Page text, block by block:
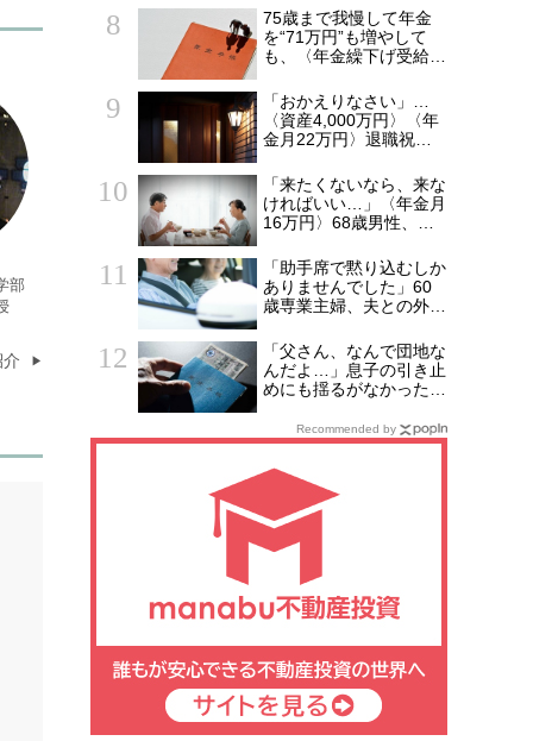
部
抱いた違和感。「年金ル
ール」知らずにそのまま
20年…65歳で受け取る
ことになる年金額に唖然
75歳まで我慢して年金
を“71万円”も増やして
も、〈年金繰下げ受給〉
偶者が年下の人」「定年
後も働く人」「特別な年
金を受け取れる人」
【CFPが解説】
「おかえりなさい」…
〈資産4,000万円〉〈年
金月22万円〉退職祝い
行」から帰国した65歳
夫婦。余韻を吹き飛ばし
た“破綻の影”
「来たくないなら、来な
ければいい…」〈年金月
16万円〉68歳男性、家
ずが、夫婦2人寂しく食
卓を囲むワケ
「助手席で黙り込むしか
ありませんでした」60
歳専業主婦、夫との外出
和感”
「父さん、なんで団地な
んだよ…」息子の引き止
めにも揺るがなかった
男性〉の決意
Recommended by